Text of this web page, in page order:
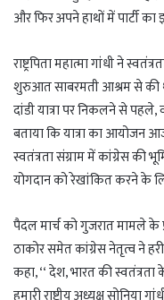
और फिर अपने हाथों में पार्टी
राष्ट्रपिता महात्मा गांधी ने
शुरुआत साबरमती आश्रम से की
दांडी यात्रा पर निकलने से
बताया कि यात्रा का आयोजन
स्वतंत्रता संग्राम में कांग्रेस
योगदान को रेखांकित करने के
पैदल मार्च को गुजरात मामले के
ठाकोर समेत कांग्रेस नेतृत्व ने
कहा, ‘‘ देश, भारत की